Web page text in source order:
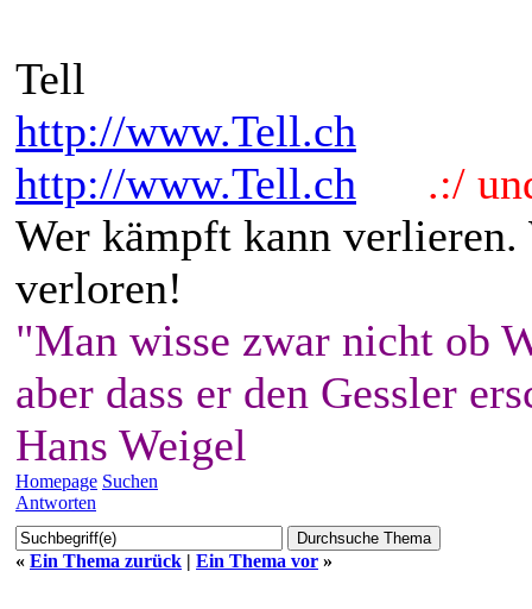
Tell
http://www.Tell.ch
http://www.Tell.ch
.:/
Wer kämpft kann
verloren!
"Man wisse zwar nicht ob
aber dass er den Gessler
Hans Weigel
Homepage Suchen
Antworten
« Ein Thema zurück | Ein Thema vor »